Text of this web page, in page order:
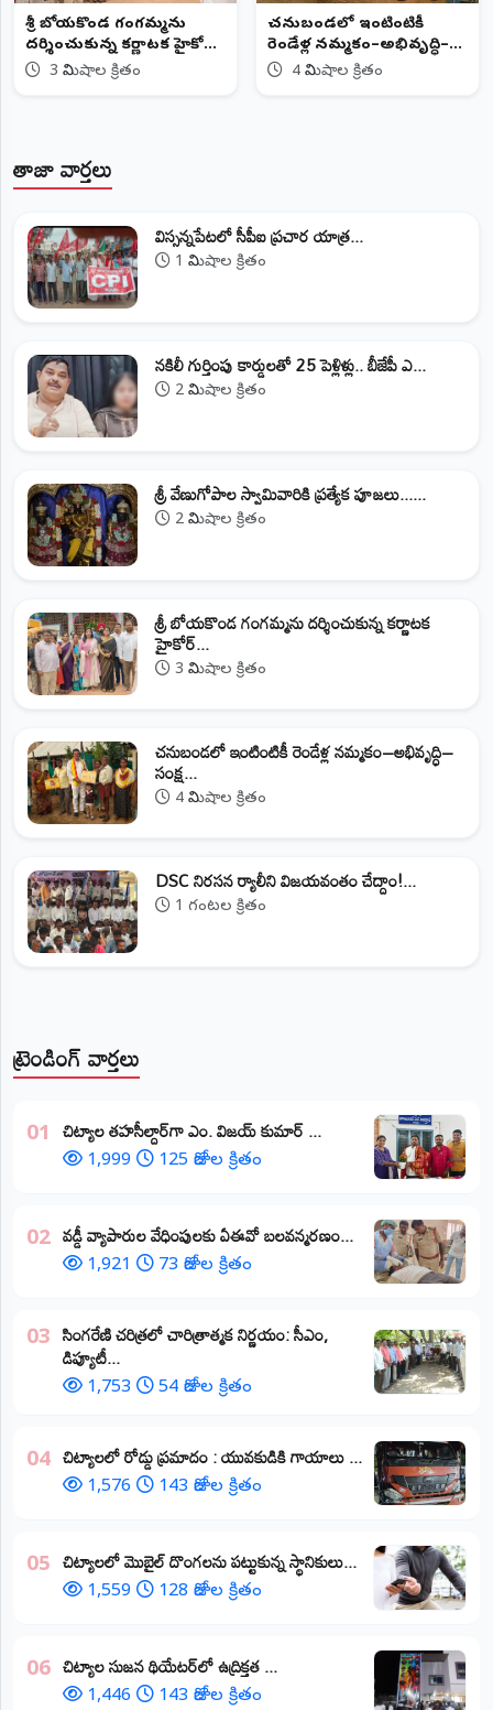
ట్రెండింగ్ వార్తలు
01 ​చిట్యాల తహసీల్దార్‌గా ఎం. విజయ్ కుమార్ ...
1,999 125 రోజుల క్రితం
02 వడ్డీ వ్యాపారుల వేధింపులకు ఏఈవో బలవన్మరణం...
1,921 73 రోజుల క్రితం
03 ​సింగరేణి చరిత్రలో చారిత్రాత్మక నిర్ణయం: సీఎం,
డిప్యూటీ...
1,753 54 రోజుల క్రితం
04 చిట్యాలలో రోడ్డు ప్రమాదం : యువకుడికి గాయాలు ​...
1,576 143 రోజుల క్రితం
05 చిట్యాలలో మొబైల్ దొంగలను పట్టుకున్న స్థానికులు...
1,559 128 రోజుల క్రితం
06 చిట్యాల సుజన థియేటర్‌లో ఉద్రిక్తత ...
1,446 143 రోజుల క్రితం
శ్రీ బోయకొండ గంగమ్మను
దర్శించుకున్న కర్ణాటక హైకోర్టు
జడ్జి...3 నిమిషాల క్రితం
చనుబండలో ఇంటింటికీ
రెండేళ్ల నమ్మకం–అభివృద్ధి–
సంక్షేమం
4 నిమిషాల క్రితం
తాజా వార్తలు
విస్సన్నపేటలో సీపీఐ ప్రచార యాత్ర...
1 నిమిషాల క్రితం
నకిలీ గుర్తింపు కార్డులతో 25 పెళ్లిళ్లు.. బీజేపీ ఎ...
2 నిమిషాల క్రితం
శ్రీ వేణుగోపాల స్వామివారికి ప్రత్యేక పూజలు......
2 నిమిషాల క్రితం
శ్రీ బోయకొండ గంగమ్మను దర్శించుకున్న కర్ణాటక
హైకోర్...
3 నిమిషాల క్రితం
చనుబండలో ఇంటింటికీ రెండేళ్ల నమ్మకం–అభివృద్ధి–
సంక్ష...
4 నిమిషాల క్రితం
DSC నిరసన ర్యాలీని విజయవంతం చేద్దాం!...
1 గంటల క్రితం